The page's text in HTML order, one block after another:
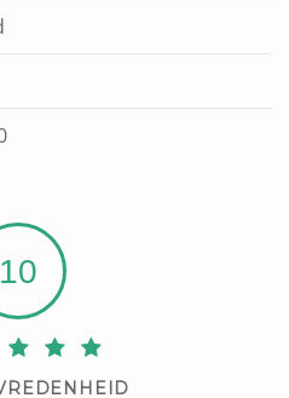
10